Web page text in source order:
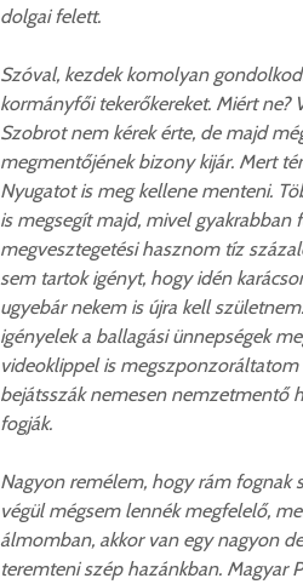
dolgai felett.
Szóval, kezdek komolyan
kormányfői tekerőkereket. Miért ne?
Szobrot nem kérek érte, de majd
megmentőjének bizony kijár. Mert
Nyugatot is meg kellene menteni.
is megsegít majd, mivel
megvesztegetési hasznom tíz
sem tartok igényt, hogy idén
ugyebár nekem is újra kell
igényelek a ballagási ünnepségek
videoklippel is
bejátsszák nemesen nemzetmentő
fogják.
Nagyon remélem, hogy rám fognak
végül mégsem lennék megfelelő,
álmomban, akkor van egy nagyon
teremteni szép hazánkban. Magyar